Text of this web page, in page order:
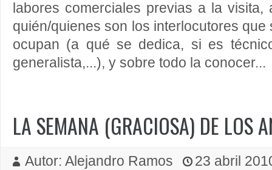
labores comerciales previas a la visita,
quién/quienes son los interlocutores
ocupan (a qué se dedica, si es
generalista,...), y sobre todo la conocer...
LA SEMANA (GRACIOSA) DE LOS
Autor: Alejandro Ramos
23 abril